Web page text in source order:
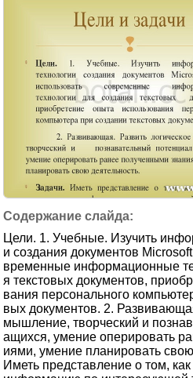
Цели. 1. Учебные. Изучить
и создания документов
временные информационные
я текстовых документов,
вания персонального
вых документов. 2.
мышление, творческий и
ащихся, умение оперировать
иями, умение планировать
Иметь представление о том,